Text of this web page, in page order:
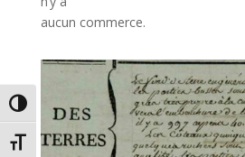
Passer en contraste élevé
Changer la taille de la police
aucun commerce.